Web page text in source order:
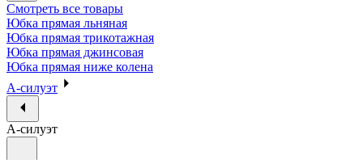
Смотреть все товары
Юбка прямая льняная
Юбка прямая трикотажная
Юбка прямая джинсовая
Юбка прямая ниже колена
А-силуэт
А-силуэт